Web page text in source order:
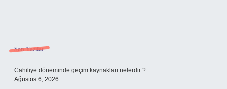
Sidebar
Son Yazılar
Cahiliye döneminde geçim kaynakları nelerdir ?
Ağustos 6, 2026